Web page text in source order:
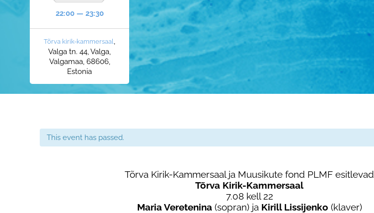
22:00 — 23:30
Tõrva kirik-kammersaal,
Valga tn. 44, Valga,
Valgamaa, 68606,
Estonia
This event has passed.
Tõrva Kirik-Kammersaal ja Muusikute fond PLMF esitlevad
Tõrva Kirik-Kammersaal
7.08 kell 22
Maria Veretenina(sopran) ja Kirill Lissijenko (klaver)